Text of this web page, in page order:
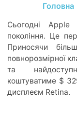
Головна
Сьогодні
покоління. Це
Приносячи
повнорозмірної
та
коштуватиме $
дисплеєм Retina.